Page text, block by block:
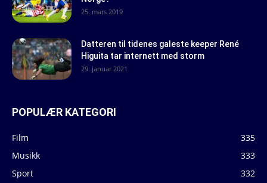
25. mars 2019
Datteren til tidenes galeste keeper René
Higuita tar internett med storm
29. januar 2021
POPULÆR KATEGORI
Film
335
Musikk
333
Sport
332